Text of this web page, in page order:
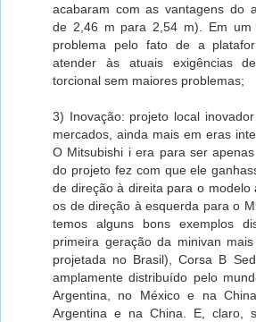
acabaram com as vantagens do
de 2,46 m para 2,54 m). Em um
problema pelo fato de a
atender às atuais exigências
torcional sem maiores problemas;
3) Inovação: projeto local
mercados, ainda mais em eras
O Mitsubishi i era para ser
do projeto fez com que ele
de direção à direita para o modelo
os de direção à esquerda para o
temos alguns bons exemplos
primeira geração da minivan
projetada no Brasil), Corsa B
amplamente distribuído pelo
Argentina, no México e na
Argentina e na China. E, claro,